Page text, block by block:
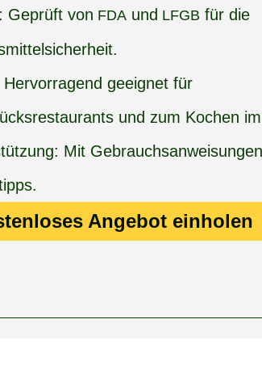
Geprüft von FDA und LFGB für die
geeignet für
und zum Kochen
Mit
Angebot einholen